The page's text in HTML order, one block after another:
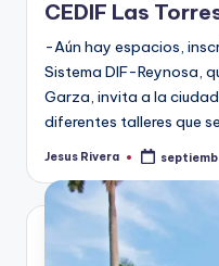
CEDIF Las
-Aún hay espacios,
Sistema DIF-Reynosa,
Garza, invita a la
diferentes talleres que
Publicado
Jesus Rivera